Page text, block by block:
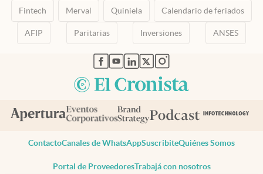
Fintech Merval Quiniela Calendario de feriados
AFIP Paritarias Inversiones ANSES
abre en nueva pestaña
abre en nueva pestaña
abre en nueva pestaña
abre en nueva pestaña
abre en nueva pestaña
ContactoCanales de WhatsAppSuscribiteQuiénes Somos
Portal de ProveedoresTrabajá con nosotros